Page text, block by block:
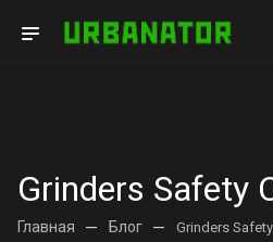
Grinders Safety
Главная — Блог — Grinders